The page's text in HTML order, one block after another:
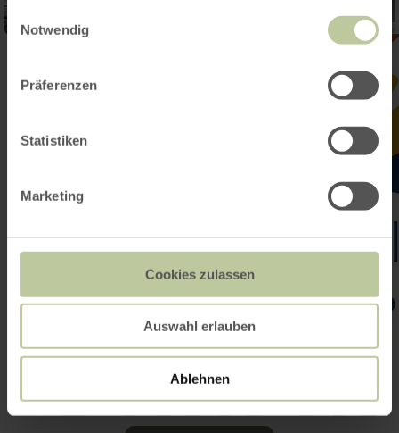
Notwendig
Präferenzen
Statistiken
Marketing
Cookies zulassen
Auswahl erlauben
Ablehnen